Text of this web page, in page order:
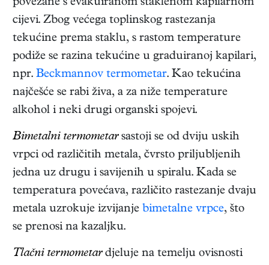
povezane s evakuiranom staklenom kapilarnom
cijevi. Zbog većega toplinskog rastezanja
tekućine prema staklu, s rastom temperature
podiže se razina tekućine u graduiranoj kapilari,
npr. Beckmannov termometar. Kao tekućina
najčešće se rabi živa, a za niže temperature
alkohol i neki drugi organski spojevi.
Bimetalni termometarsastoji se od dviju uskih
vrpci od različitih metala, čvrsto priljubljenih
jedna uz drugu i savijenih u spiralu. Kada se
temperatura povećava, različito rastezanje dvaju
metala uzrokuje izvijanje bimetalne vrpce, što
se prenosi na kazaljku.
Tlačni termometardjeluje na temelju ovisnosti